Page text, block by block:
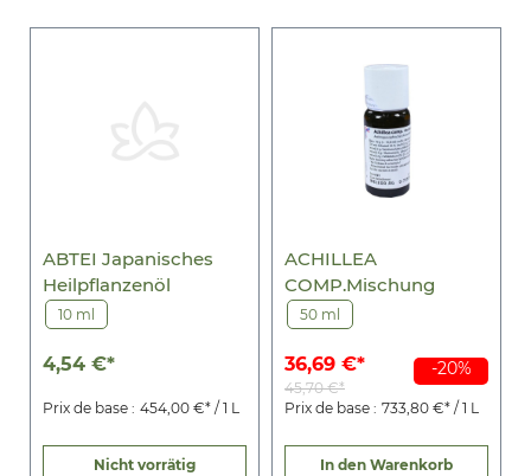
ABTEI Japanisches
Heilpflanzenöl
10 ml
4,54 €*
Prix de base : 454,00 €* / 1 L
Nicht vorrätig
-20%
ACHILLEA
COMP.Mischung
50 ml
36,69 €*
45,70 €*
Prix de base : 733,80 €* / 1 L
In den Warenkorb